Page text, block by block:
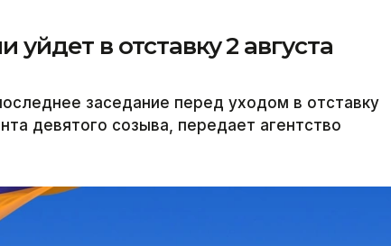
в отставку 2 августа
заседание перед уходом в отставку
девятого созыва, передает агентство